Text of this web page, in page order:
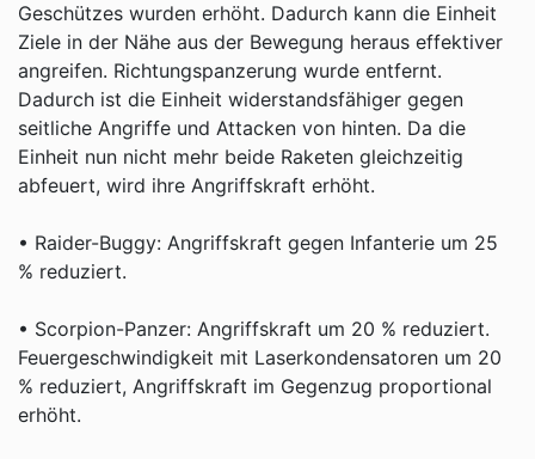
Geschützes wurden erhöht. Dadurch kann die Einheit
Ziele in der Nähe aus der Bewegung heraus effektiver
angreifen. Richtungspanzerung wurde entfernt.
Dadurch ist die Einheit widerstandsfähiger gegen
seitliche Angriffe und Attacken von hinten. Da die
Einheit nun nicht mehr beide Raketen gleichzeitig
abfeuert, wird ihre Angriffskraft erhöht.
• Raider-Buggy: Angriffskraft gegen Infanterie um 25
% reduziert.
• Scorpion-Panzer: Angriffskraft um 20 % reduziert.
Feuergeschwindigkeit mit Laserkondensatoren um 20
% reduziert, Angriffskraft im Gegenzug proportional
erhöht.